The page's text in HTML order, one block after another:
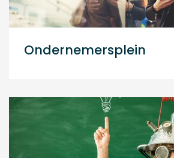
Ondernemersplein